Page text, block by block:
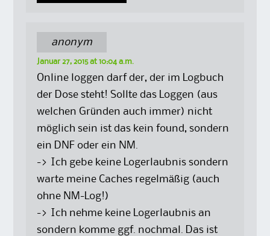
anonym
Januar 27, 2015 at 10:04 a.m.
Online loggen darf der, der im Logbuch
der Dose steht! Sollte das Loggen (aus
welchen Gründen auch immer) nicht
möglich sein ist das kein found, sondern
ein DNF oder ein NM.
-> Ich gebe keine Logerlaubnis sondern
warte meine Caches regelmäßig (auch
ohne NM-Log!)
-> Ich nehme keine Logerlaubnis an
sondern komme ggf. nochmal. Das ist